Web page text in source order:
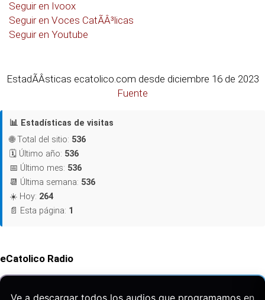
Seguir en Ivoox
Seguir en Voces CatÃÂ³licas
Seguir en Youtube
EstadÃÂ­sticas ecatolico.com desde diciembre 16 de 2023
Fuente
📊 Estadísticas de visitas
🌐 Total del sitio: 536
🗓️ Último año: 536
📅 Último mes: 536
📆 Última semana: 536
☀️ Hoy: 264
📄 Esta página: 1
eCatolico Radio